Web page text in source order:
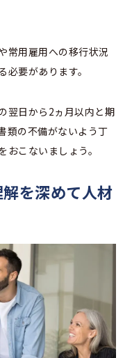
常用雇用への移行状況
要があります。
翌日から2ヵ月以内と期
類の不備がないよう丁
こないましょう。
を深めて人材